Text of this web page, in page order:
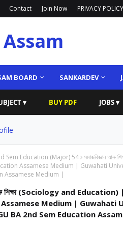
Contact Join Now PRIVACY POLICY
BOARD SANKARDEV
▾ BUY PDF JOBS ▾
Sem Education (Major) 54 সমাজবিজ্ঞান
Assamese Medium | Guwahati
Assamese Medium |
আৰু শিক্ষা (Sociology and
Medium | Guwahati
BA 2nd Sem Education